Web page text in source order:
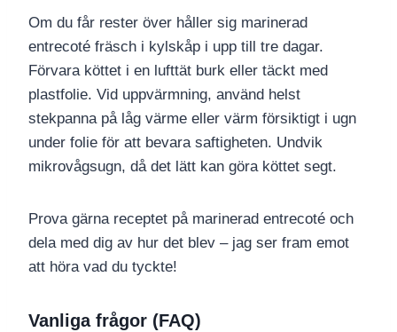
Om du får rester över håller sig marinerad
entrecoté fräsch i kylskåp i upp till tre dagar.
Förvara köttet i en lufttät burk eller täckt med
plastfolie. Vid uppvärmning, använd helst
stekpanna på låg värme eller värm försiktigt i ugn
under folie för att bevara saftigheten. Undvik
mikrovågsugn, då det lätt kan göra köttet segt.
Prova gärna receptet på marinerad entrecoté och
dela med dig av hur det blev – jag ser fram emot
att höra vad du tyckte!
Vanliga frågor (FAQ)